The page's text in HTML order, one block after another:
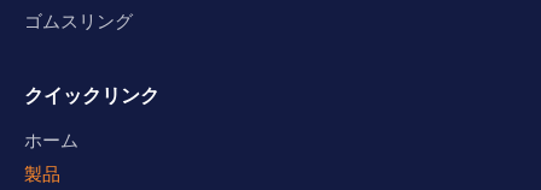
ゴムスリング
クイックリンク
ホーム
製品